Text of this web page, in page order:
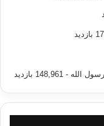
الله - 148,961 بازدید